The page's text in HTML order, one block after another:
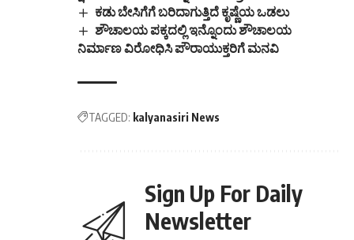
ಕಡು ಬೇಸಿಗೆಗೆ ಬರಿದಾಗುತ್ತಿದೆ ಕೃಷ್ಣೆಯ ಒಡಲು
ಶೌಚಾಲಯ ಪಕ್ಕದಲ್ಲಿ ಇನ್ನೊಂದು ಶೌಚಾಲಯ
ನಿರ್ಮಾಣ ವಿರೋಧಿಸಿ ಪೌರಾಯುಕ್ತರಿಗೆ ಮನವಿ
TAGGED: kalyanasiri News
Sign Up For Daily
Newsletter